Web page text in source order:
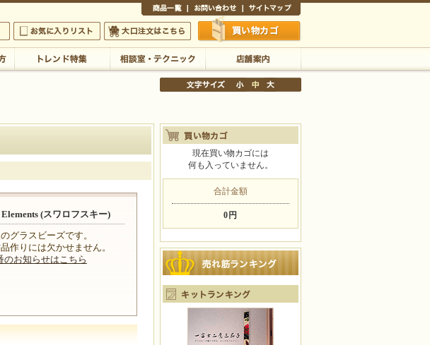
料は当店が負担いたします
お気に入りリスト 大口注文はこちら 買い物かご
店舗案内
(スワロフスキー)
グラスビーズです。
作りには欠かせません。
のお知らせはこちら
現在買い物カゴには
何も入っていません。
合計金額
0円